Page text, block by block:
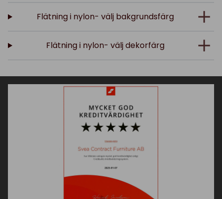
Flätning i nylon- välj bakgrundsfärg
Flätning i nylon- välj dekorfärg